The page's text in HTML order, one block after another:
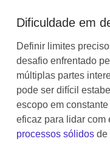
Dificuldade em
Definir limites
desafio enfrentado
múltiplas partes
pode ser difícil
escopo em
eficaz para lidar com
processos sólidos de